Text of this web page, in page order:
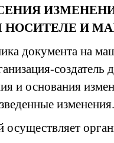
И
документа на
создатель
и основания